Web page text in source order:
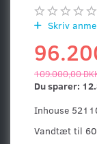
Skriv
109.000,00
Du sparer:
Inhouse
Vandtæt til